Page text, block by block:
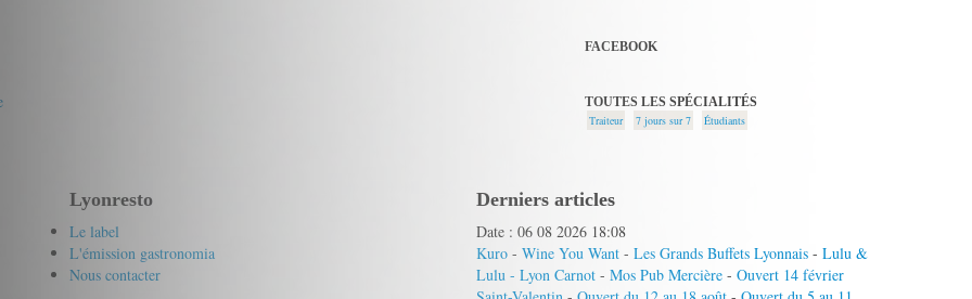
FACEBOOK
TOUTES LES SPÉCIALITÉS
Traiteur
7 jours sur 7 Étudiants
Lyonresto
Le label
L'émission gastronomia
Nous contacter
Derniers articles
Date : 06 08 2026 18:08
Kuro - Wine You Want - Les Grands Buffets Lyonnais - Lulu &
Lulu - Lyon Carnot - Mos Pub Mercière - Ouvert 14 février